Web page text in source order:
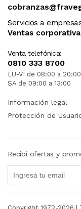
Servicios a
Ventas
Venta telefónica:
0810 333 8700
LU-VI de 08:00 a 20:00
SA de 09:00 a 13:00
Información legal
Protección de
Recibí ofertas y